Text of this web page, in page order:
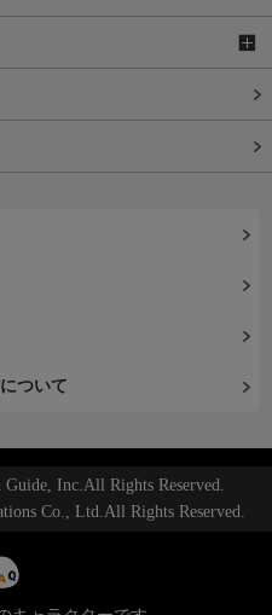
ついて
Inc.All Rights Reserved.
Co., Ltd.All Rights Reserved.